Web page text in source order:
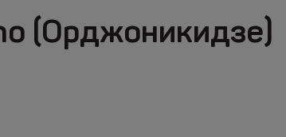
(Орджоникидзе)